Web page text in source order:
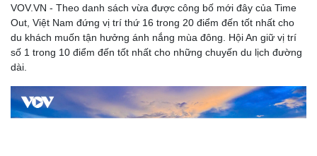
VOV.VN - Theo danh sách vừa được công bố mới đây của Time
Out, Việt Nam đứng vị trí thứ 16 trong 20 điểm đến tốt nhất cho
du khách muốn tận hưởng ánh nắng mùa đông. Hội An giữ vị trí
số 1 trong 10 điểm đến tốt nhất cho những chuyến du lịch đường
dài.